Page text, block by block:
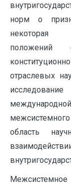
норм о
некоторая
отраслевых
область